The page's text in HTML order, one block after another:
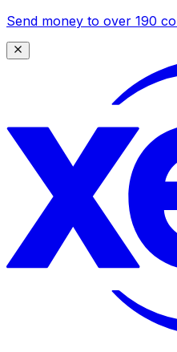
Send money to over 190